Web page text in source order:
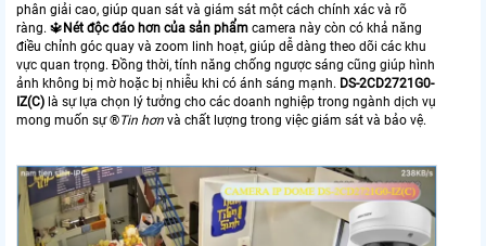
phân giải cao, giúp quan sát và giám sát một cách chính xác và rõ
ràng. 🔱Nét độc đáo hơn của sản phẩm camera này còn có khả năng
điều chỉnh góc quay và zoom linh hoạt, giúp dễ dàng theo dõi các khu
vực quan trọng. Đồng thời, tính năng chống ngược sáng cũng giúp hình
ảnh không bị mờ hoặc bị nhiễu khi có ánh sáng mạnh. DS-2CD2721G0-
IZ(C) là sự lựa chọn lý tưởng cho các doanh nghiệp trong ngành dịch vụ
mong muốn sự ®️Tin hơn và chất lượng trong việc giám sát và bảo vệ.